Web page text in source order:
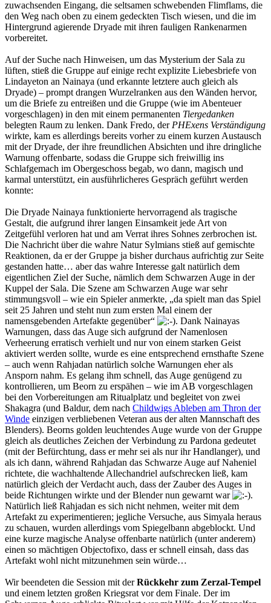
zuwachsenden Eingang, die seltsamen schwebenden Flimflams, die
den Weg nach oben zu einem gedeckten Tisch wiesen, und die im
Hintergrund agierende Dryade mit ihren fauligen Rankenarmen
vorbereitet.
Auf der Suche nach Hinweisen, um das Mysterium der Sala zu
lüften, stieß die Gruppe auf einige recht explizite Liebesbriefe von
Lindayeton an Nainaya (und erkannte letztere auch gleich als
Dryade) – prompt drangen Wurzelranken aus den Wänden hervor,
um die Briefe zu entreißen und die Gruppe (wie im Abenteuer
vorgeschlagen) in den mit einem permanenten Tiergedanken
belegten Raum zu lenken. Dank Fredo, der PHExens Verständigung
wirkte, kam es allerdings bereits vorher zu einem kurzen Austausch
mit der Dryade, der ihre freundlichen Absichten und ihre dringliche
Warnung offenbarte, sodass die Gruppe sich freiwillig ins
Schlafgemach im Obergeschoss begab, wo dann, magisch und
karmal unterstützt, ein ausführlicheres Gespräch geführt werden
konnte:
Die Dryade Nainaya funktionierte hervorragend als tragische
Gestalt, die aufgrund ihrer langen Einsamkeit jede Art von
Zeitgefühl verloren hat und am Verrat ihres Sohnes zerbrochen ist.
Die Nachricht über die wahre Natur Sylmians stieß auf gemischte
Reaktionen, da er der Gruppe ja bisher durchaus aufrichtig zur Seite
gestanden hatte… aber das wahre Interesse galt natürlich dem
eigentlichen Ziel der Suche, nämlich dem Schwarzen Auge in der
Kuppel der Sala. Die Szene am Schwarzen Auge war sehr
stimmungsvoll – wie ein Spieler anmerkte, „da spielt man das Spiel
seit 25 Jahren und steht nun zum ersten Mal einem der
namensgebenden Artefakte gegenüber“
. Dank Nainayas
Warnungen, dass das Auge sich aufgrund der Namenlosen
Verheerung erratisch verhielt und nur von einem starken Geist
aktiviert werden sollte, wurde es eine entsprechend ernsthafte Szene
– auch wenn Rahjadan natürlich solche Warnungen eher als
Ansporn nahm. Es gelang ihm schnell, das Auge genügend zu
kontrollieren, um Beorn zu erspähen – wie im AB vorgeschlagen
bei den Vorbereitungen am Ritualplatz und begleitet von zwei
Shakagra (und Baldur, dem nach Childwigs Ableben am Thron der
Winde einzigen verbliebenen Veteran aus der alten Mannschaft des
Blenders). Beorns golden leuchtendes Auge wurde von der Gruppe
gleich als deutliches Zeichen der Verbindung zu Pardona gedeutet
(mit der Befürchtung, dass er mehr sei als nur ihr Handlanger), und
als ich dann, während Rahjadan das Schwarze Auge auf Naheniel
richtete, die wachhaltende Allechandriel aufschrecken ließ, kam
natürlich gleich der Verdacht auch, dass der Zauber des Auges in
beide Richtungen wirkte und der Blender nun gewarnt war
.
Natürlich ließ Rahjadan es sich nicht nehmen, weiter mit dem
Artefakt zu experimentieren; jegliche Versuche, aus Simyala heraus
zu schauen, wurden allerdings vom Spiegelbann abgeblockt. Und
eine kurze magische Analyse offenbarte natürlich (unter anderem)
einen so mächtigen Objectofixo, dass er schnell einsah, dass das
Artefakt wohl nicht mitzunehmen sein würde…
Wir beendeten die Session mit derRückkehr zum Zerzal-Tempel
und einem letzten großen Kriegsrat vor dem Finale. Der im